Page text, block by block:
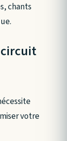
chants
votre